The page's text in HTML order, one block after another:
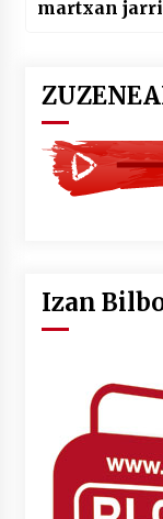
martxan
Izan